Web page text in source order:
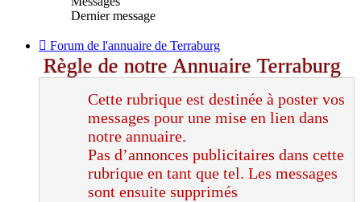
Dernier message
Flux
-
Forum
l'annuaire
Forum de l'annuaire de Terraburg
Règle de notre Annuaire Terraburg
Cette rubrique est destinée à poster vos
messages pour une mise en lien dans
notre annuaire.
Pas d’annonces publicitaires dans cette
rubrique en tant que tel. Les messages
sont ensuite supprimés